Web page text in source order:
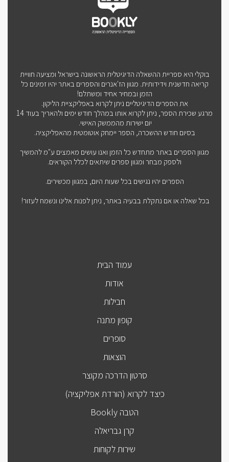
בוקלי היא ספריית ההשאלה הדיגיטלית הראשונה בישראל ומציעה חוויית
קריאה חדשנית וידידותית. מגוון הז'אנרים והספרים באתר יהיו זמינים כל
הזמן ובמחיר אחיד ומשתלם!
את הספרים הדיגיטליים ניתן לקרוא באפליקציית הליקון.
מרגע שכירת הספר, ניתן לקרוא אותו במהלך חודש ימים ולהאריך בעוד 14
יום ישירות מהממשק האישי.
בסיום חודש ההשכרה, הספר יימחק אוטומטית מהאפליקציה.
מגוון הספרים באתר מתחדש כל הזמן ואנו עושים מאמצים ע"מ להמשיך
ולספק מבחר ומגוון ספרים שיתאים לכלל הקוראים.
הספרים יהיו נגישים בכל שעות היום, במגוון מכשירים.
בכל שאלה או אם נתקלת בבעיה באתר, ניתן לפנות אלינו ונשמח לעזור!
עמוד הבית
אודות
חבילות
קופון מתנה
סופרים
הוצאות
סרטון הדרכה מקוצר
כיצד לקרוא (הורדת אפליקציה)
הטבה Bookly
קרן גבריאלה
שירות לקוחות